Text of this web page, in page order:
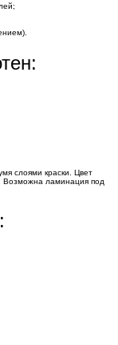
слоями краски. Цвет
Возможна ламинация под